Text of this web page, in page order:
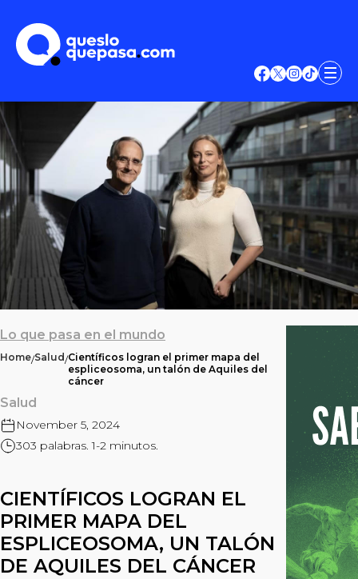
Lo que pasa en el mundo
Home/Salud/Científicos logran el primer mapa del
espliceosoma, un talón de Aquiles del
cáncer
Salud
November 5, 2024
303 palabras. 1-2 minutos.
CIENTÍFICOS LOGRAN EL
PRIMER MAPA DEL
ESPLICEOSOMA, UN TALÓN
DE AQUILES DEL CÁNCER